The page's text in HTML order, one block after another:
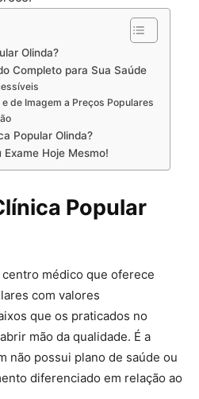
Olinda?
Completo para Sua Saúde
de Imagem a Preços Populares
Popular Olinda?
Hoje Mesmo!
Popular
centro médico que oferece
com valores
que os praticados no
mão da qualidade. É a
não possui plano de saúde ou
diferenciado em relação ao